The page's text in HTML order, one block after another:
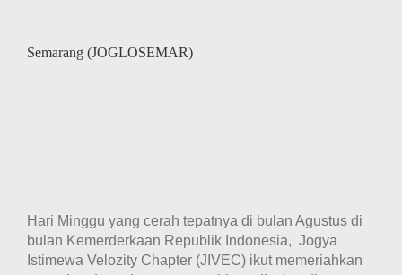
Semarang (JOGLOSEMAR)
Hari Minggu yang cerah tepatnya di bulan Agustus di
bulan Kemerderkaan Republik Indonesia, Jogya
Istimewa Velozity Chapter (JIVEC) ikut memeriahkan